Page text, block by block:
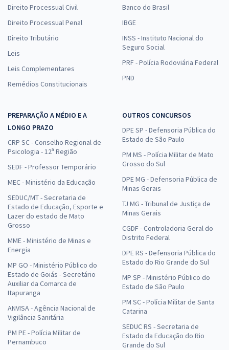
Direito Processual Civil
Direito Processual Penal
Direito Tributário
Leis
Leis Complementares
Remédios Constitucionais
Banco do Brasil
IBGE
INSS - Instituto Nacional do
Seguro Social
PRF - Polícia Rodoviária Federal
PND
PREPARAÇÃO A MÉDIO E A
LONGO PRAZO
CRP SC - Conselho Regional de
Psicologia - 12ª Região
SEDF - Professor Temporário
MEC - Ministério da Educação
SEDUC/MT - Secretaria de
Estado de Educação, Esporte e
Lazer do estado de Mato
Grosso
MME - Ministério de Minas e
Energia
MP GO - Ministério Público do
Estado de Goiás - Secretário
Auxiliar da Comarca de
Itapuranga
ANVISA - Agência Nacional de
Vigilância Sanitária
PM PE - Polícia Militar de
Pernambuco
OUTROS CONCURSOS
DPE SP - Defensoria Pública do
Estado de São Paulo
PM MS - Polícia Militar de Mato
Grosso do Sul
DPE MG - Defensoria Pública de
Minas Gerais
TJ MG - Tribunal de Justiça de
Minas Gerais
CGDF - Controladoria Geral do
Distrito Federal
DPE RS - Defensoria Pública do
Estado do Rio Grande do Sul
MP SP - Ministério Público do
Estado de São Paulo
PM SC - Polícia Militar de Santa
Catarina
SEDUC RS - Secretaria de
Estado da Educação do Rio
Grande do Sul